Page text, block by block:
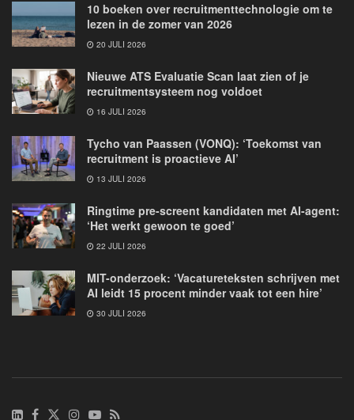
10 boeken over recruitmenttechnologie om te
lezen in de zomer van 2026
20 JULI 2026
Nieuwe ATS Evaluatie Scan laat zien of je
recruitmentsysteem nog voldoet
16 JULI 2026
Tycho van Paassen (VONQ): ‘Toekomst van
recruitment is proactieve AI’
13 JULI 2026
Ringtime pre-screent kandidaten met AI-agent:
‘Het werkt gewoon te goed’
22 JULI 2026
MIT-onderzoek: ‘Vacatureteksten schrijven met
AI leidt 15 procent minder vaak tot een hire’
30 JULI 2026